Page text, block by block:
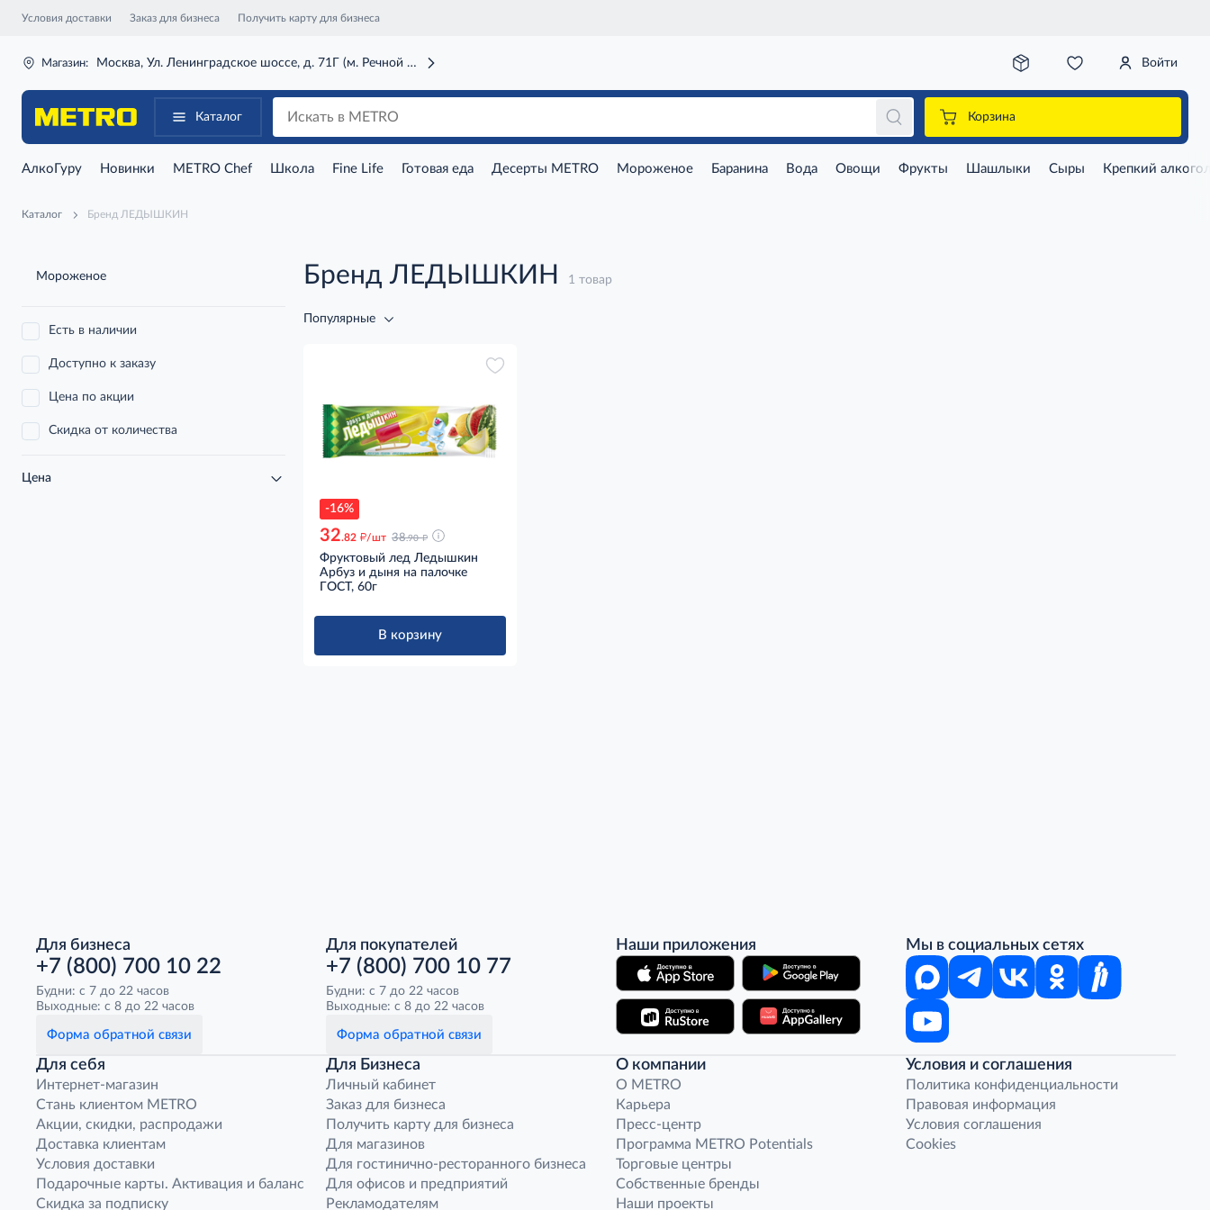
Условия доставки Заказ для бизнеса Получить карту для бизнеса
Магазин: Москва, Ул. Ленинградское шоссе, д. 71Г (м. Речной вокзал) Войти
Каталог Корзина
АлкоГуру Новинки METRO Chef Школа Fine Life Готовая еда Десерты METRO Мороженое Баранина Вода Овощи Фрукты Шашлыки Сыры Крепкий
Каталог Бренд ЛЕДЫШКИН
Мороженое
Есть в наличии
Доступно к заказу
Цена по акции
Скидка от количества
Цена
Бренд ЛЕДЫШКИН 1 товар
Популярные
-16%
32.82 д/шт 38.90 д
Фруктовый лед Ледышкин
Арбуз и дыня на палочке
ГОСТ, 60г
В корзину
Для бизнеса
+7 (800) 700 10 22
Будни: с 7 до 22 часов
Выходные: с 8 до 22 часов
Форма обратной связи
Для покупателей
+7 (800) 700 10 77
Будни: с 7 до 22 часов
Выходные: с 8 до 22 часов
Форма обратной связи
Наши приложения Мы в социальных сетях
Для себя
Интернет-магазин
Стань клиентом METRO
Акции, скидки, распродажи
Доставка клиентам
Условия доставки
Подарочные карты. Активация и баланс
Скидка за подписку
Для Бизнеса
Личный кабинет
Заказ для бизнеса
Получить карту для бизнеса
Для магазинов
Для гостинично-ресторанного бизнеса
Для офисов и предприятий
Рекламодателям
О компании
O METRO
Карьера
Пресс-центр
Программа METRO Potentials
Торговые центры
Собственные бренды
Наши проекты
Условия и соглашения
Политика конфиденциальности
Правовая информация
Условия соглашения
Cookies